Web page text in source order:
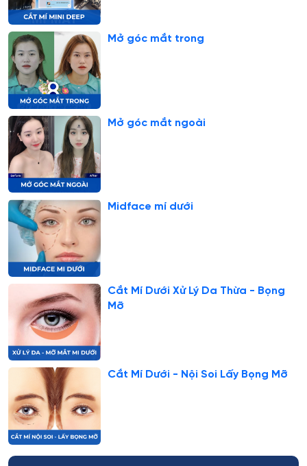
Mở góc mắt trong
Mở góc mắt ngoài
Midface mí dưới
Cắt Mí Dưới Xử Lý Da Thừa - Bọng
Mỡ
Cắt Mí Dưới - Nội Soi Lấy Bọng Mỡ